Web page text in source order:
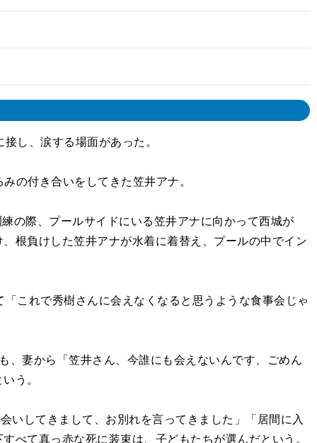
し、涙する場面があった。
の付き合いをしてきた笠井アナ。
の際、プールサイドにいる笠井アナに向かって西城が
根負けした笠井アナが水着に着替え、プールの中でイン
これで秀樹さんに会えなくなると思うような食事会じゃ
妻から「笠井さん、今誰にも会えないんです、ごめん
う。
してきまして、お別れを言ってきました」「居間に入
て真っ赤な死に装束は、子どもたちが選んだという。